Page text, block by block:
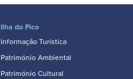
Ilha do Pico
Informação Turística
Património Ambiental
Património Cultural